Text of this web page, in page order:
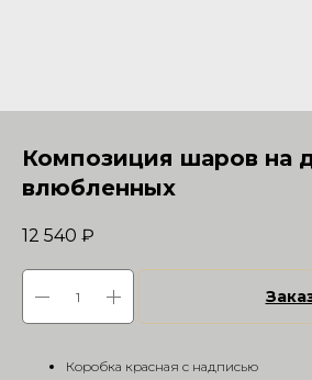
Композиция шаров на
влюбленных
12 540 ₽
Коробка красная с надписью